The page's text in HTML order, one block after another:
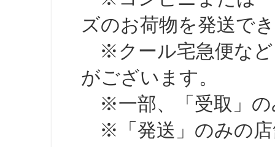
ズのお荷物を発送で
※クール宅急便など
がございます。
※一部、「受取」の
※「発送」のみの店